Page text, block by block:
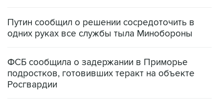
Путин сообщил о решении сосредоточить в
одних руках все службы тыла Минобороны
ФСБ сообщила о задержании в Приморье
подростков, готовивших теракт на объекте
Росгвардии